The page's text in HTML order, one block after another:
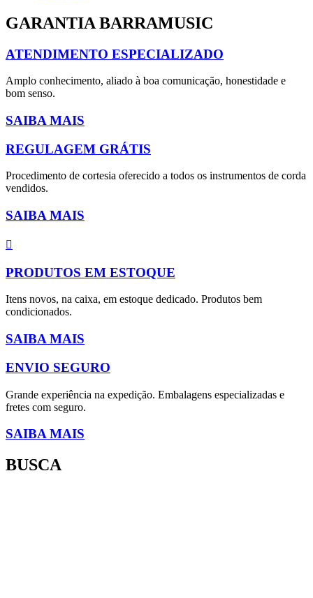
GARANTIA BARRAMUSIC
ATENDIMENTO ESPECIALIZADO
Amplo conhecimento, aliado à boa comunicação, honestidade e
bom senso.
SAIBA MAIS
REGULAGEM GRÁTIS
Procedimento de cortesia oferecido a todos os instrumentos de corda
vendidos.
SAIBA MAIS
PRODUTOS EM ESTOQUE
Itens novos, na caixa, em estoque dedicado. Produtos bem
condicionados.
SAIBA MAIS
ENVIO SEGURO
Grande experiência na expedição. Embalagens especializadas e
fretes com seguro.
SAIBA MAIS
BUSCA